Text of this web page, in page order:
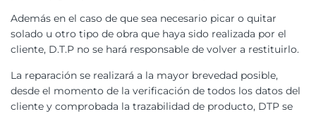
Además en el caso de que sea necesario picar o quitar
solado u otro tipo de obra que haya sido realizada por el
cliente, D.T.P no se hará responsable de volver a restituirlo.
La reparación se realizará a la mayor brevedad posible,
desde el momento de la verificación de todos los datos del
cliente y comprobada la trazabilidad de producto, DTP se